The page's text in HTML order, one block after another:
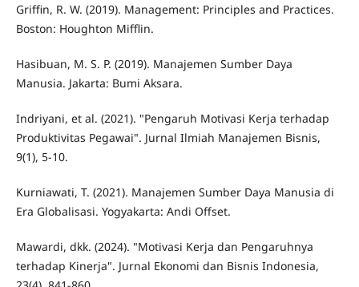
Griffin, R. W. (2019). Management: Principles and Practices.
Boston: Houghton Mifflin.
Hasibuan, M. S. P. (2019). Manajemen Sumber Daya
Manusia. Jakarta: Bumi Aksara.
Indriyani, et al. (2021). "Pengaruh Motivasi Kerja terhadap
Produktivitas Pegawai". Jurnal Ilmiah Manajemen Bisnis,
9(1), 5-10.
Kurniawati, T. (2021). Manajemen Sumber Daya Manusia di
Era Globalisasi. Yogyakarta: Andi Offset.
Mawardi, dkk. (2024). "Motivasi Kerja dan Pengaruhnya
terhadap Kinerja". Jurnal Ekonomi dan Bisnis Indonesia,